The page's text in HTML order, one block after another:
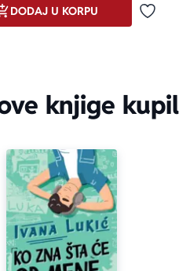
DODAJ U KORPU
knjige